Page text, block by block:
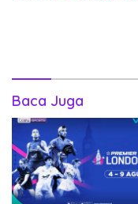
Baca Juga